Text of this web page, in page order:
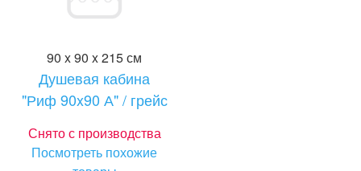
90 x 90 x 215 см
Душевая кабина
"Риф 90x90 А" / грейс
Снято с производства
Посмотреть похожие